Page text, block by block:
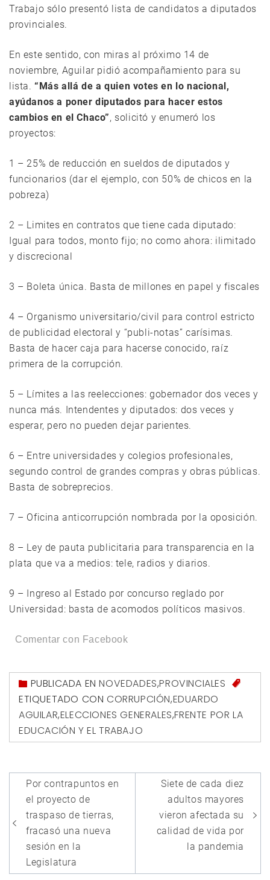
Trabajo sólo presentó lista de candidatos a diputados
provinciales.
En este sentido, con miras al próximo 14 de
noviembre, Aguilar pidió acompañamiento para su
lista.“Más allá de a quien votes en lo nacional,
ayúdanos a poner diputados para hacer estos
cambios en el Chaco”, solicitó y enumeró los
proyectos:
1 – 25% de reducción en sueldos de diputados y
funcionarios (dar el ejemplo, con 50% de chicos en la
pobreza)
2 – Limites en contratos que tiene cada diputado:
Igual para todos, monto fijo; no como ahora: ilimitado
y discrecional
3 – Boleta única. Basta de millones en papel y fiscales
4 – Organismo universitario/civil para control estricto
de publicidad electoral y “publi-notas” carísimas.
Basta de hacer caja para hacerse conocido, raíz
primera de la corrupción.
5 – Límites a las reelecciones: gobernador dos veces y
nunca más. Intendentes y diputados: dos veces y
esperar, pero no pueden dejar parientes.
6 – Entre universidades y colegios profesionales,
segundo control de grandes compras y obras públicas.
Basta de sobreprecios.
7 – Oficina anticorrupción nombrada por la oposición.
8 – Ley de pauta publicitaria para transparencia en la
plata que va a medios: tele, radios y diarios.
9 – Ingreso al Estado por concurso reglado por
Universidad: basta de acomodos políticos masivos.
Comentar con Facebook
PUBLICADA ENNOVEDADES,PROVINCIALES
ETIQUETADO CON CORRUPCIÓN,EDUARDO
AGUILAR,ELECCIONES GENERALES,FRENTE POR LA
EDUCACIÓN Y EL TRABAJO
Navegación
de
entradas
Por contrapuntos en
el proyecto de
traspaso de tierras,
fracasó una nueva
sesión en la
Legislatura
Siete de cada diez
adultos mayores
vieron afectada su
calidad de vida por
la pandemia